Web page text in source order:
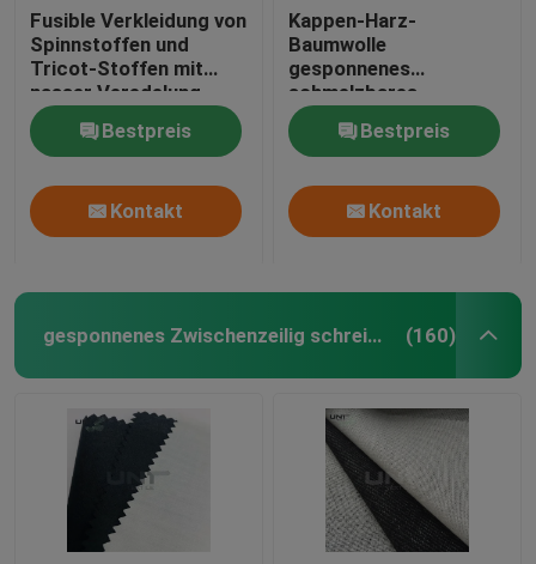
Nicht gewebte Nadelstiche
Fusible Verkleidung von
Spinnstoffen und
Tricot-Stoffen mit
nasser Veredelung
Bestpreis
Kontakt
Kappen-Harz-
Baumwolle
gesponnenes
schmelzbares
Zwischenzeilig
schreiben mit PES-
LDPE-Beschichtung
Bestpreis
Kontakt
gesponnenes Zwischenzeilig schreiben (160)